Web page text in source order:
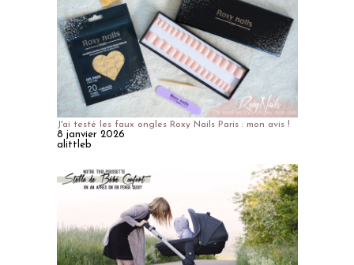
J'ai testé les faux ongles Roxy Nails Paris : mon avis !
8 janvier 2026
alittleb